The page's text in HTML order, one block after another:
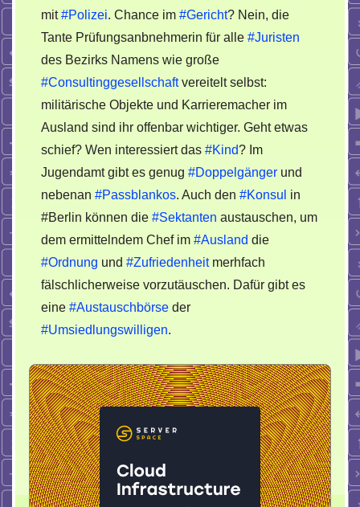
mit#Polizei. Chance im #Gericht? Nein, die
Tante Prüfungsanbnehmerin für alle #Juristen
des Bezirks Namens wie große
#Consultinggesellschaftvereitelt selbst:
militärische Objekte und Karrieremacher im
Ausland sind ihr offenbar wichtiger. Geht etwas
schief? Wen interessiert das #Kind? Im
Jugendamt gibt es genug #Doppelgänger und
nebenan #Passblankos. Auch den #Konsul in
#Berlin können die #Sektanten austauschen, um
dem ermittelndem Chef im #Ausland die
#Ordnung und #Zufriedenheitmerhfach
fälschlicherweise vorzutäuschen. Dafür gibt es
eine #Austauschbörse der
#Umsiedlungswilligen.